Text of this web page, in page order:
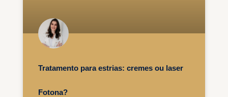
Tratamento para estrias: cremes ou laser
Fotona?